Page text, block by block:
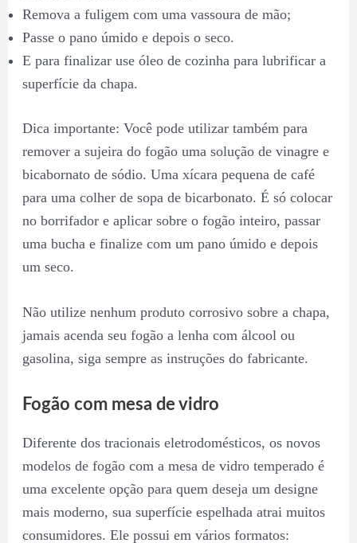
Remova a fuligem com uma vassoura de mão;
Passe o pano úmido e depois o seco.
E para finalizar use óleo de cozinha para lubrificar a
superfície da chapa.
Dica importante: Você pode utilizar também para
remover a sujeira do fogão uma solução de vinagre e
bicabornato de sódio. Uma xícara pequena de café
para uma colher de sopa de bicarbonato. É só colocar
no borrifador e aplicar sobre o fogão inteiro, passar
uma bucha e finalize com um pano úmido e depois
um seco.
Não utilize nenhum produto corrosivo sobre a chapa,
jamais acenda seu fogão a lenha com álcool ou
gasolina, siga sempre as instruções do fabricante.
Fogão com mesa de vidro
Diferente dos tracionais eletrodomésticos, os novos
modelos de fogão com a mesa de vidro temperado é
uma excelente opção para quem deseja um designe
mais moderno, sua superfície espelhada atrai muitos
consumidores. Ele possui em vários formatos: